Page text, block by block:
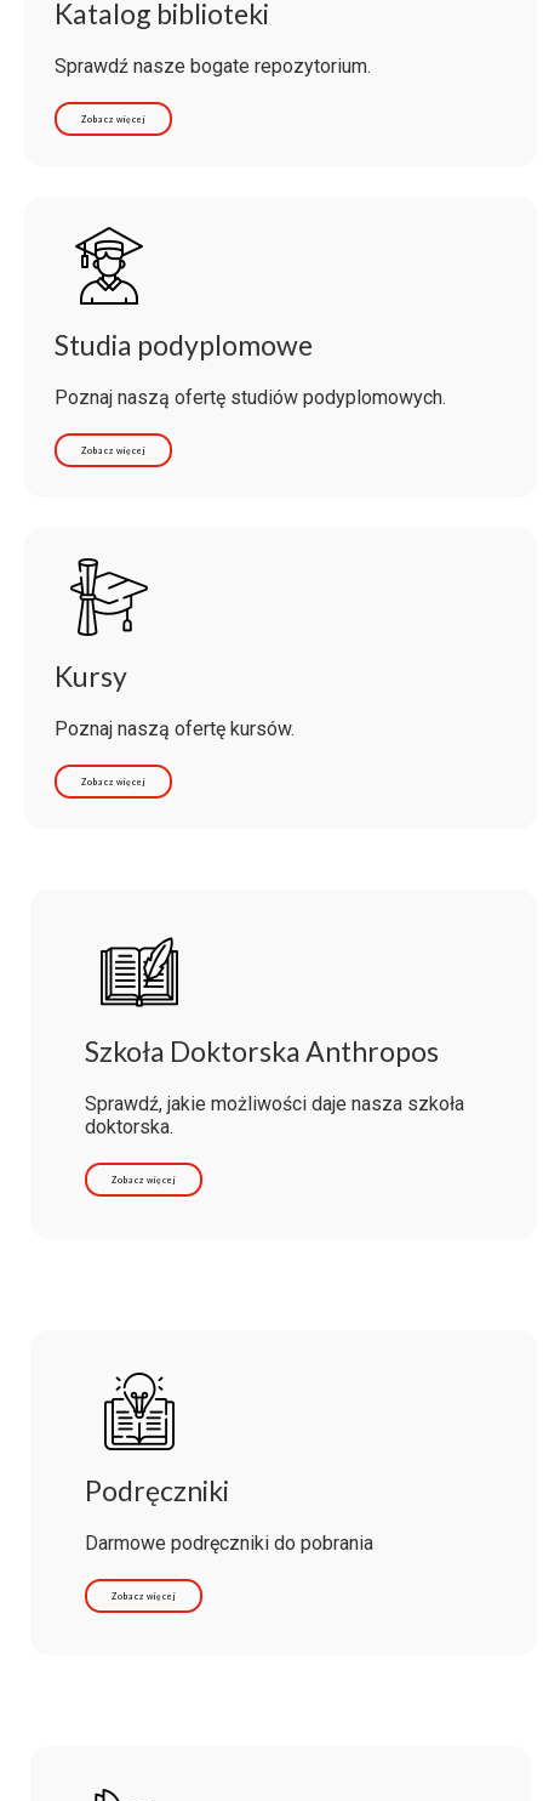
Katalog biblioteki
Sprawdź nasze bogate repozytorium.
Zobacz więcej
Studia podyplomowe
Poznaj naszą ofertę studiów podyplomowych.
Zobacz więcej
Kursy
Poznaj naszą ofertę kursów.
Zobacz więcej
Szkoła Doktorska Anthropos
Sprawdź, jakie możliwości daje nasza szkoła
doktorska.
Zobacz więcej
Podręczniki
Darmowe podręczniki do pobrania
Zobacz więcej